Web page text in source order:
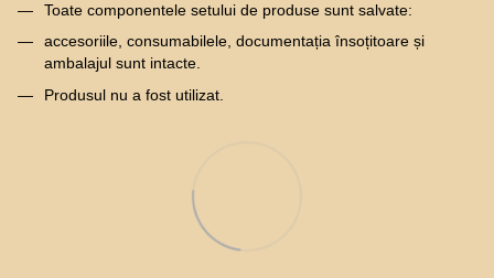
Toate componentele setului de produse sunt salvate:
accesoriile, consumabilele, documentația însoțitoare și
ambalajul sunt intacte.
Produsul nu a fost utilizat.